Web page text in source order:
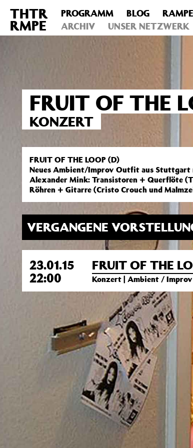
Deprecated : Die Funktion post_permalink ist seit
includes/functions.phpon line6031
THTR
RMPE
PROGRAMM BLOG
ARCHIV
UNSER NETZWERK
FRUIT OF THE
KONZERT
FRUIT OF THE LOOP (D)
Neues Ambient/Improv Outfit aus
Alexander Mink: Transistoren + Querflöte
Röhren + Gitarre (Cristo Crouch und
VERGANGENE
23.01.15
22:00
FRUIT OF THE
Konzert | Ambient / Improv